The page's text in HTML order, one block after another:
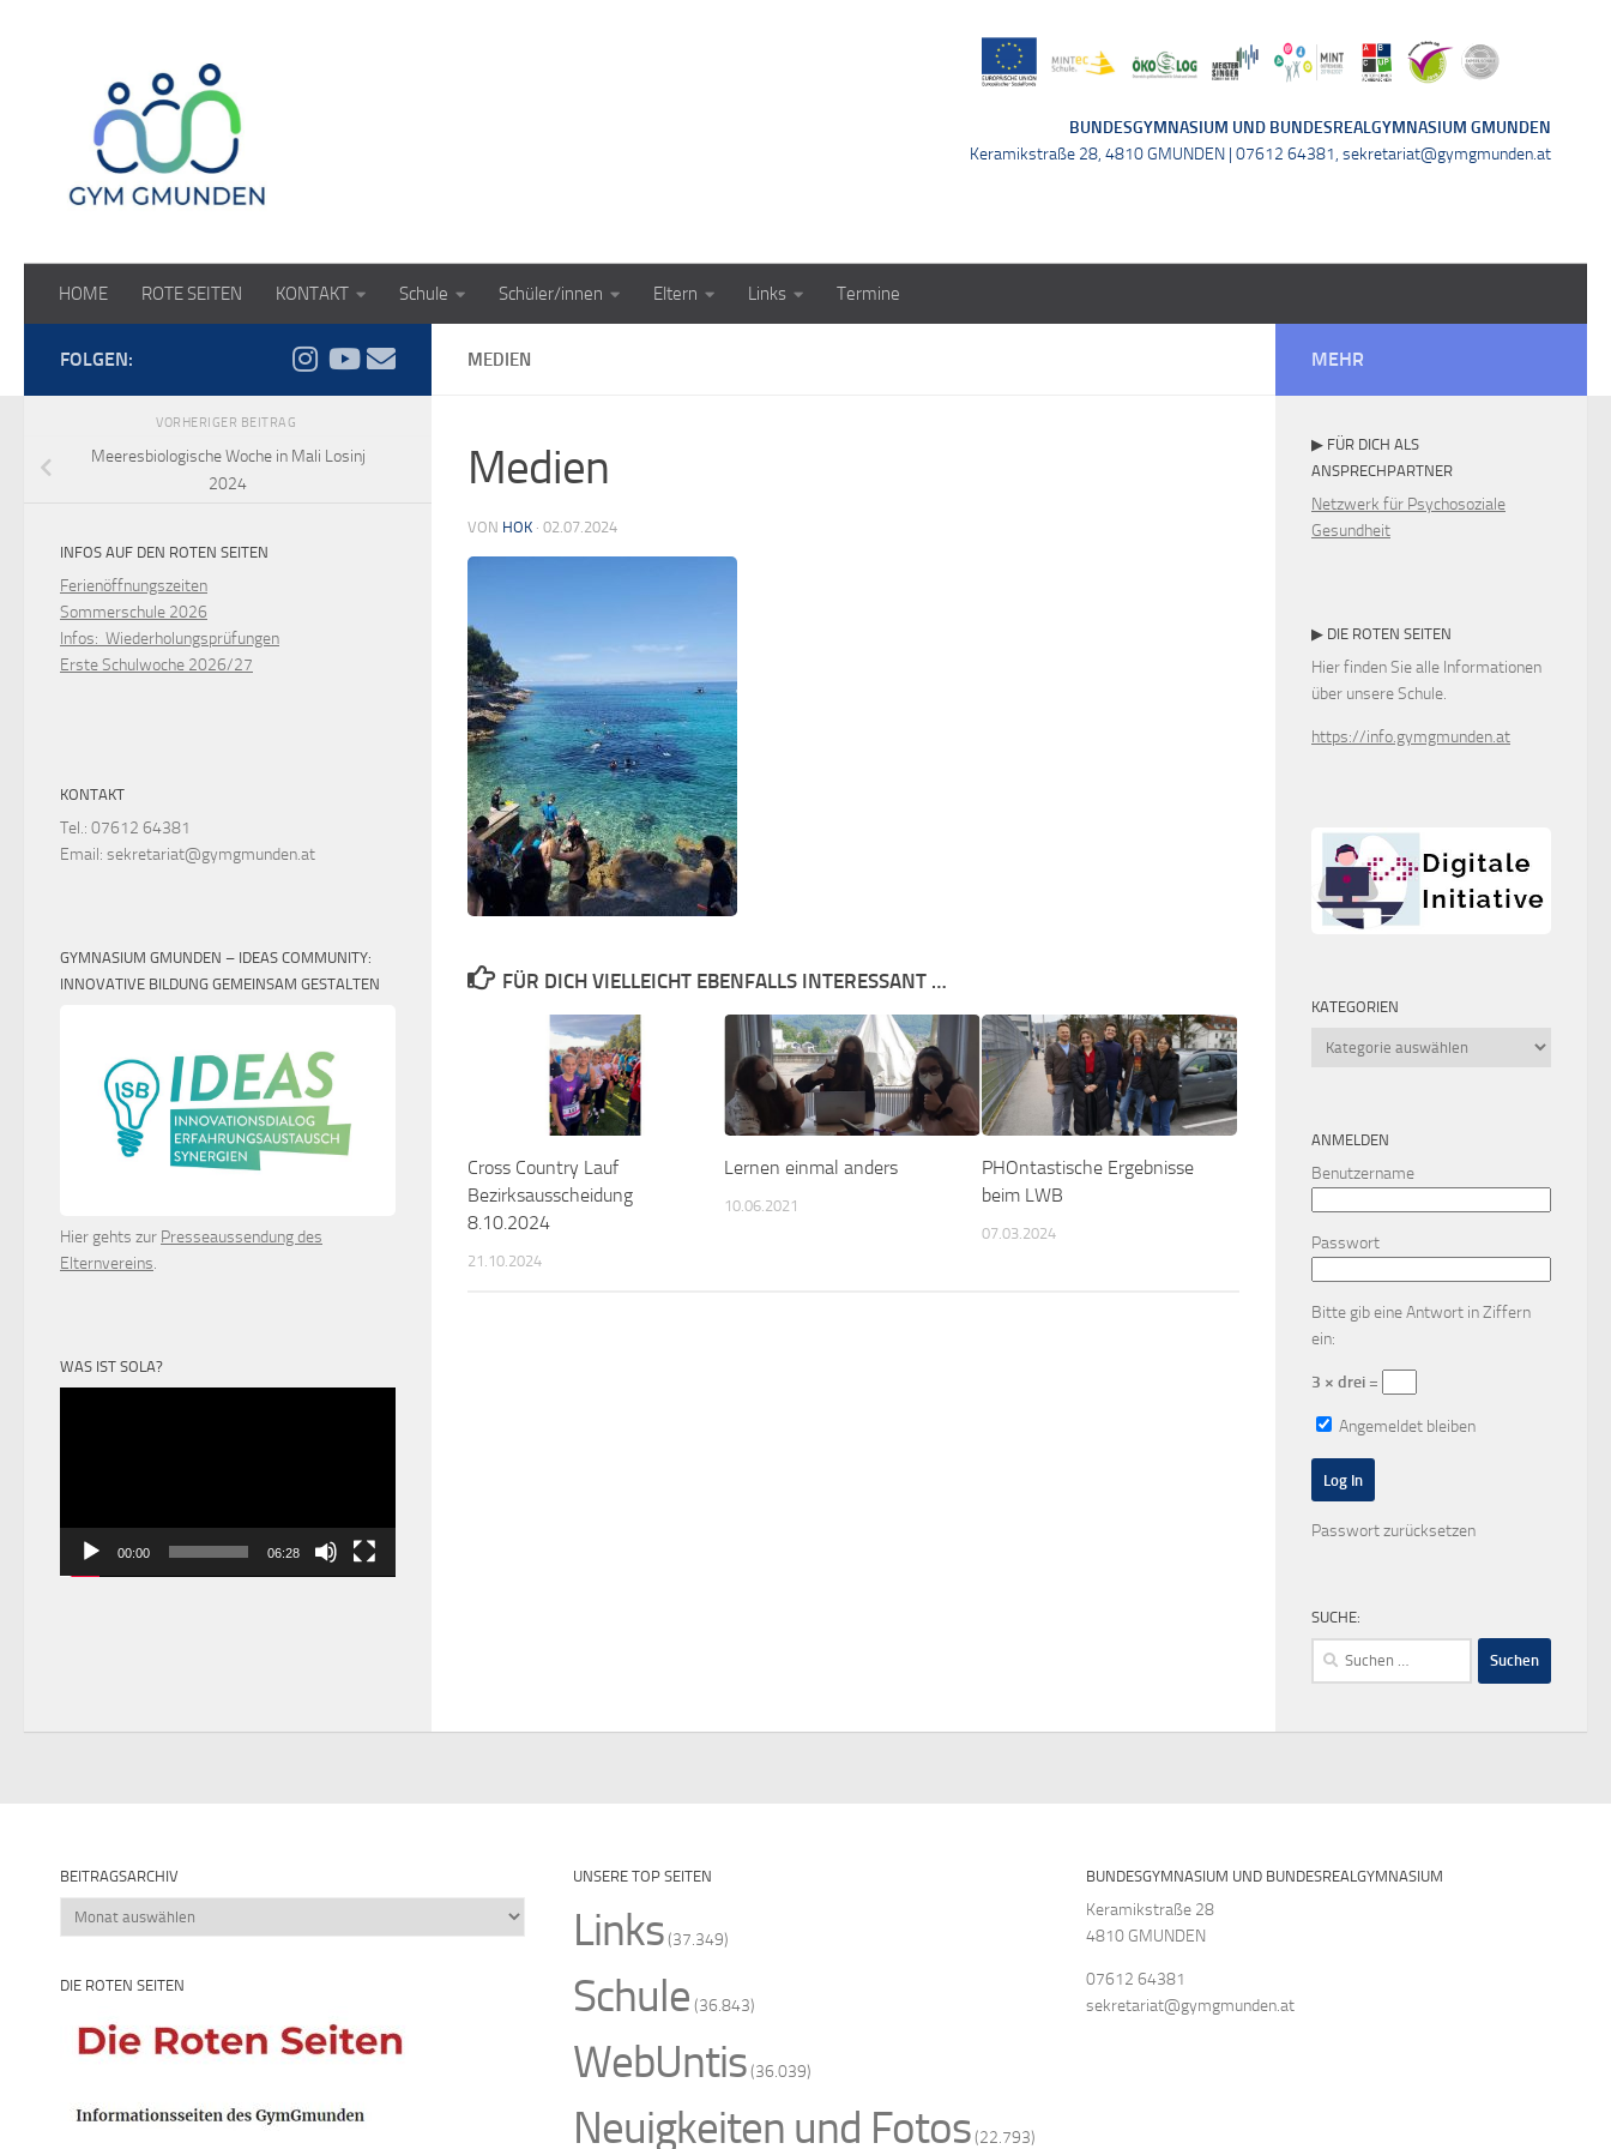
BUNDESGYMNASIUM UND BUNDESREALGYMNASIUM GMUNDEN
Keramikstraße 28, 4810 GMUNDEN | 07612 64381, sekretariat@gymgmunden.at
HOME ROTE SEITEN KONTAKT Schule Schüler/innen Eltern Links Termine
MEDIEN
Medien
VON HOK · 02.07.2024
FÜR DICH VIELLEICHT EBENFALLS INTERESSANT …
Cross Country Lauf
Bezirksausscheidung
8.10.2024
21.10.2024
Lernen einmal anders
10.06.2021
PHOntastische Ergebnisse
beim LWB
07.03.2024
FOLGEN:
VORHERIGER BEITRAG
Meeresbiologische Woche in Mali Losinj
2024
INFOS AUF DEN ROTEN SEITEN
Ferienöffnungszeiten
Sommerschule 2026
Infos: Wiederholungsprüfungen
Erste Schulwoche 2026/27
KONTAKT
Tel.: 07612 64381
Email: sekretariat@gymgmunden.at
GYMNASIUM GMUNDEN – IDEAS COMMUNITY:
INNOVATIVE BILDUNG GEMEINSAM GESTALTEN
Hier gehts zur Presseaussendung des
Elternvereins.
WAS IST SOLA?
00:00 06:28
MEHR
▶ FÜR DICH ALS
ANSPRECHPARTNER
Netzwerk für Psychosoziale
Gesundheit
▶ DIE ROTEN SEITEN
Hier finden Sie alle Informationen
über unsere Schule.
https://info.gymgmunden.at
KATEGORIEN
Kategorien
ANMELDEN
Benutzername
Passwort
Bitte gib eine Antwort in Ziffern
ein:
3 × drei =
Angemeldet bleiben
Passwort zurücksetzen
SUCHE:
Suchen
BEITRAGSARCHIV
Beitragsarchiv
DIE ROTEN SEITEN
UNSERE TOP SEITEN
Links(37.349)
Schule (36.843)
WebUntis(36.039)
Neuigkeiten und Fotos(22.793)
BUNDESGYMNASIUM UND BUNDESREALGYMNASIUM
Keramikstraße 28
4810 GMUNDEN
07612 64381
sekretariat@gymgmunden.at